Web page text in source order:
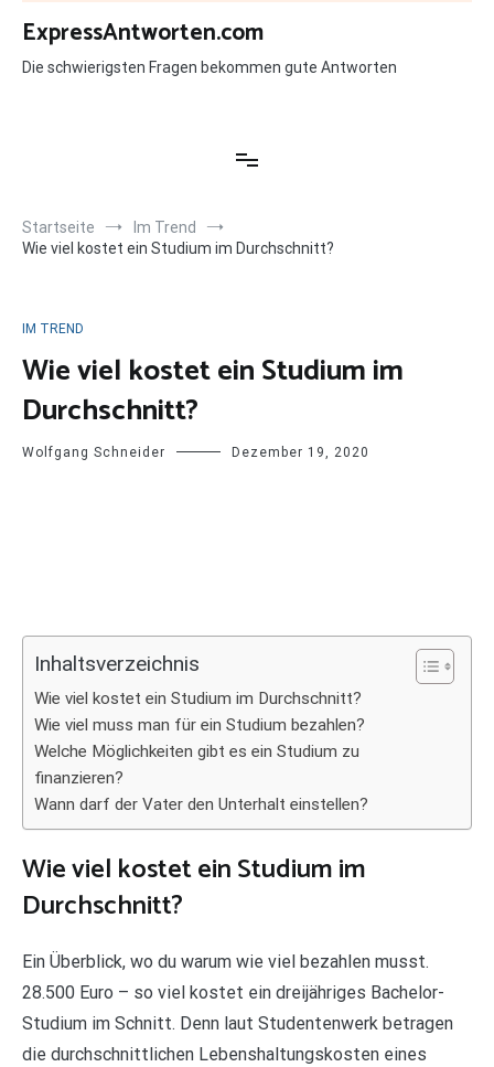
Zum
Inhalt
springen
ExpressAntworten.com
Die schwierigsten Fragen bekommen gute Antworten
Startseite
Im Trend
Wie viel kostet ein Studium im Durchschnitt?
IM TREND
Wie viel kostet ein Studium im
Durchschnitt?
Wolfgang Schneider Dezember 19, 2020
Inhaltsverzeichnis
Wie viel kostet ein Studium im Durchschnitt?
Wie viel muss man für ein Studium bezahlen?
Welche Möglichkeiten gibt es ein Studium zu
finanzieren?
Wann darf der Vater den Unterhalt einstellen?
Wie viel kostet ein Studium im
Durchschnitt?
Ein Überblick, wo du warum wie viel bezahlen musst.
28.500 Euro – so viel kostet ein dreijähriges Bachelor-
Studium im Schnitt. Denn laut Studentenwerk betragen
die durchschnittlichen Lebenshaltungskosten eines